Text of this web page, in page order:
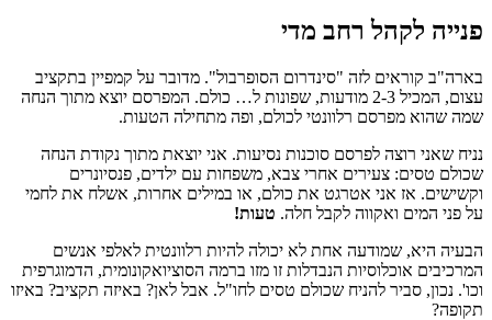
פנייה לקהל רחב מדי
בארה"ב קוראים לזה "סינדרום הסופרבול". מדובר על קמפיין בתקציב
עצום, המכיל 2-3 מודעות, שפונות ל… כולם. המפרסם יוצא מתוך הנחה
שמה שהוא מפרסם רלוונטי לכולם, ופה מתחילה הטעות.
נניח שאני רוצה לפרסם סוכנות נסיעות. אני יוצאת מתוך נקודת הנחה
שכולם טסים: צעירים אחרי צבא, משפחות עם ילדים, פנסיונרים
וקשישים. אז אני אטרגט את כולם, או במילים אחרות, אשלח את לחמי
על פני המים ואקווה לקבל חלה. טעות!
הבעיה היא, שמודעה אחת לא יכולה להיות רלוונטית לאלפי אנשים
המרכיבים אוכלוסיות הנבדלות זו מזו ברמה הסוציואקונומית, הדמוגרפית
וכו'. נכון, סביר להניח שכולם טסים לחו"ל. אבל לאן? באיזה תקציב? באיזו
תקופה?